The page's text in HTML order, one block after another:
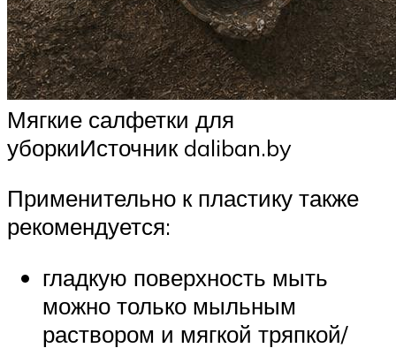
Мягкие салфетки для
уборкиИсточник daliban.by
Применительно к пластику также
рекомендуется:
гладкую поверхность мыть
можно только мыльным
раствором и мягкой тряпкой/